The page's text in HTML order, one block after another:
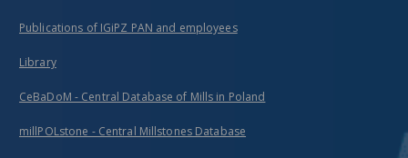
Publications of IGiPZ PAN and employees
Library
CeBaDoM - Central Database of Mills in Poland
millPOLstone - Central Millstones Database